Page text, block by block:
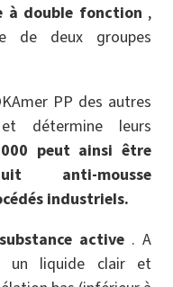
à double fonction ,
de deux groupes
PP des autres
détermine leurs
peut ainsi être
anti-mousse
industriels.
active. A
un liquide clair et